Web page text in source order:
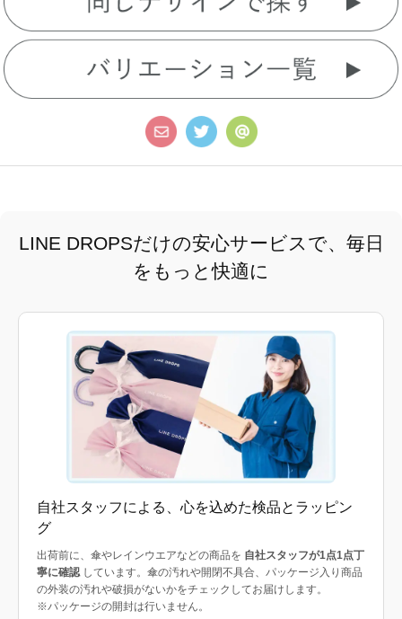
LINE DROPSだけの安心サービスで、毎日
をもっと快適に
自社スタッフによる、心を込めた検品とラッピン
グ
出荷前に、傘やレインウエアなどの商品を 自社スタッフが1点1点丁
寧に確認しています。傘の汚れや開閉不具合、パッケージ入り商品
の外装の汚れや破損がないかをチェックしてお届けします。
※パッケージの開封は行いません。